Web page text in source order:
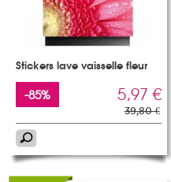
Stickers lave vaisselle fleur
-85% 5,97 €
39,80 €